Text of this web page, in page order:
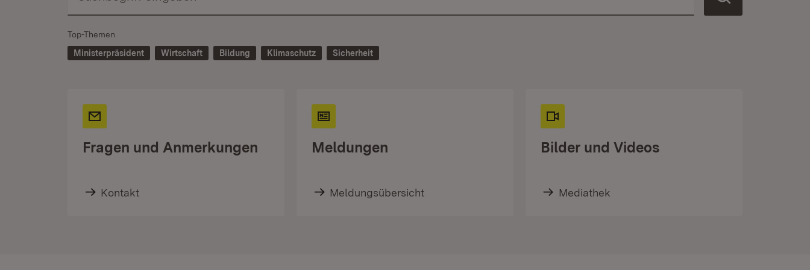
Top-Themen
Ministerpräsident
Wirtschaft Bildung Klimaschutz Sicherheit
Fragen und Anmerkungen
Kontakt
Meldungen
Meldungsübersicht
Bilder und Videos
Mediathek